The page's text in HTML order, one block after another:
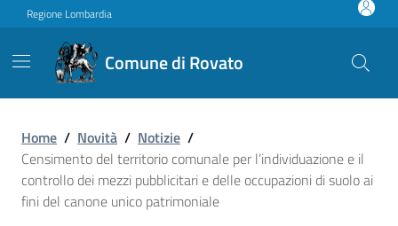
Vai ai contenuti
Vai al footer
Regione Lombardia
Comune di Rovato
Censimento del territorio
Home / Novità / Notizie /
Censimento del territorio comunale per l’individuazione e il
controllo dei mezzi pubblicitari e delle occupazioni di suolo ai
fini del canone unico patrimoniale